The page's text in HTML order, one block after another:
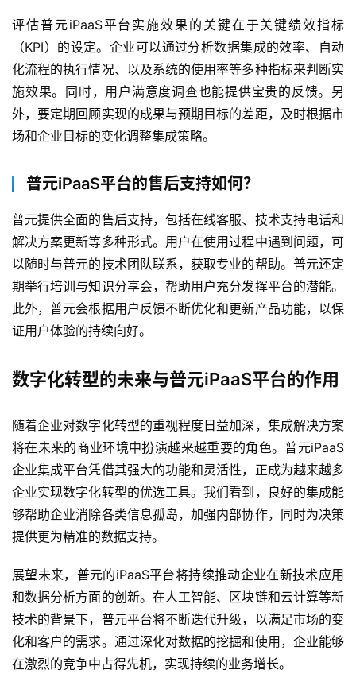
评估普元iPaaS平台实施效果的关键在于关键绩效指标
（KPI）的设定。企业可以通过分析数据集成的效率、自动
化流程的执行情况、以及系统的使用率等多种指标来判断实
施效果。同时，用户满意度调查也能提供宝贵的反馈。另
外，要定期回顾实现的成果与预期目标的差距，及时根据市
场和企业目标的变化调整集成策略。
普元iPaaS平台的售后支持如何？
普元提供全面的售后支持，包括在线客服、技术支持电话和
解决方案更新等多种形式。用户在使用过程中遇到问题，可
以随时与普元的技术团队联系，获取专业的帮助。普元还定
期举行培训与知识分享会，帮助用户充分发挥平台的潜能。
此外，普元会根据用户反馈不断优化和更新产品功能，以保
证用户体验的持续向好。
数字化转型的未来与普元iPaaS平台的作用
随着企业对数字化转型的重视程度日益加深，集成解决方案
将在未来的商业环境中扮演越来越重要的角色。普元iPaaS
企业集成平台凭借其强大的功能和灵活性，正成为越来越多
企业实现数字化转型的优选工具。我们看到，良好的集成能
够帮助企业消除各类信息孤岛，加强内部协作，同时为决策
提供更为精准的数据支持。
展望未来，普元的iPaaS平台将持续推动企业在新技术应用
和数据分析方面的创新。在人工智能、区块链和云计算等新
技术的背景下，普元平台将不断迭代升级，以满足市场的变
化和客户的需求。通过深化对数据的挖掘和使用，企业能够
在激烈的竞争中占得先机，实现持续的业务增长。